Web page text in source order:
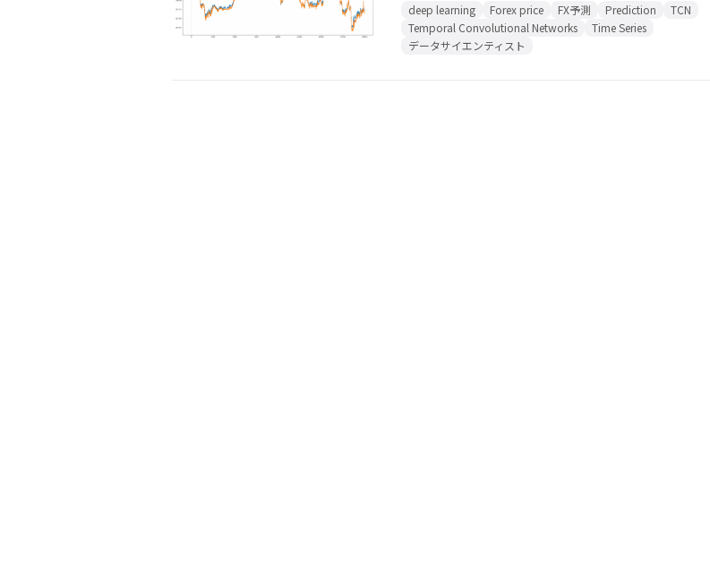
deep learning Forex price FX予測 Prediction
TCN
Temporal Convolutional Networks
Time Series
データサイエンティスト